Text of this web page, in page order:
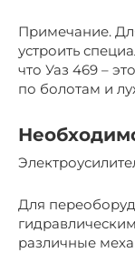
Примечание.
устроить
что Уаз 469 –
по болотам и
Для
различные